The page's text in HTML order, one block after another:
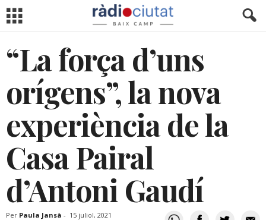
“La força d’uns
orígens”, la nova
experiència de la
Casa Pairal
d’Antoni Gaudí
Per Paula Jansà - 15 juliol, 2021